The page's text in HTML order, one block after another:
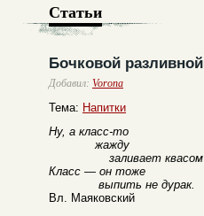
Статьи
Бочковой
Добавил: Vorona
Тема: Напитки
Ну, а класс-то
жажду
заливает
Класс — он тоже
выпить не дурак.
Вл. Маяковский